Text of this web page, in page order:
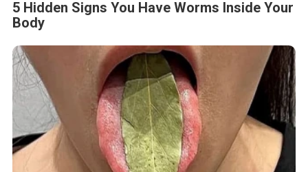
5 Hidden Signs You Have Worms Inside Your
Body